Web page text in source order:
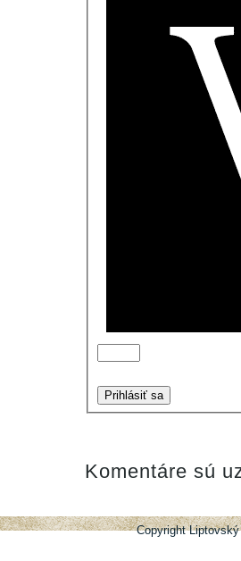
Prihlásiť sa
Komentáre sú
Copyright